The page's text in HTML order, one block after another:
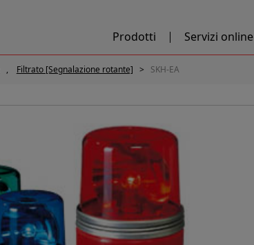
Prodotti Servizi online
Filtrato [Segnalazione rotante] SKH-EA